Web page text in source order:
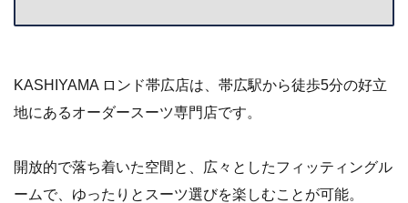
KASHIYAMA ロンド帯広店は、帯広駅から徒歩5分の好立
地にあるオーダースーツ専門店です。
開放的で落ち着いた空間と、広々としたフィッティングル
ームで、ゆったりとスーツ選びを楽しむことが可能。